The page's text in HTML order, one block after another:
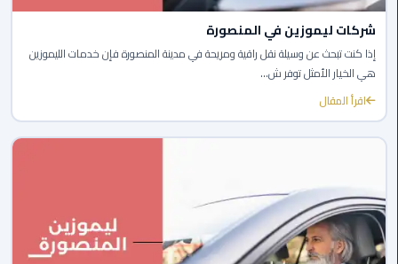
الي
اسكندرية
تاكسي
العاصمة
ليموزين
العرب
الدولي
شركات ليموزين في المنصورة
إذا كنت تبحث عن وسيلة نقل راقية ومريحة في مدينة المنصورة فإن خدمات الليموزين
هي الخيار الأمثل توفر ش...
اقرأ المقال